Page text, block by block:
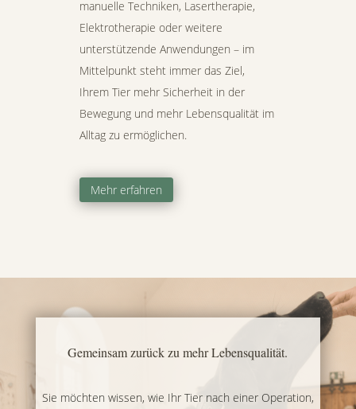
manuelle Techniken, Lasertherapie,
Elektrotherapie oder weitere
unterstützende Anwendungen – im
Mittelpunkt steht immer das Ziel,
Ihrem Tier mehr Sicherheit in der
Bewegung und mehr Lebensqualität im
Alltag zu ermöglichen.
Mehr erfahren
Gemeinsam zurück zu mehr Lebensqualität.
Sie möchten wissen, wie Ihr Tier nach einer Operation,